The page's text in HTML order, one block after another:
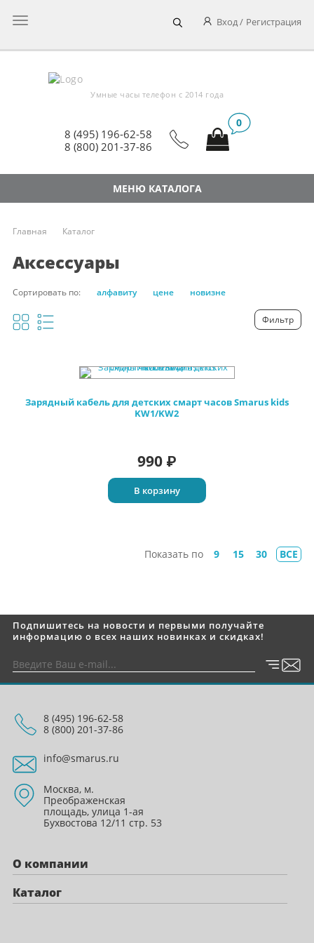
Вход Регистрация
Главное
0
8 (495) 196-62-58
8 (800) 201-37-86
Умные часы телефон c 2014 года
МЕНЮ КАТАЛОГА
Главная Каталог
Аксессуары
Сортировать по: алфавиту цене новизне
Фильтр
Зарядный кабель для детских смарт часов Smarus kids
KW1/KW2
990 ₽
В корзину
Показать по 9 15 30 ВСЕ
Подпишитесь на новости и первыми получайте
информацию о всех наших новинках и скидках!
8 (495) 196-62-58
8 (800) 201-37-86
info@smarus.ru
Москва, м.
Преображенская
площадь, улица 1-ая
Бухвостова 12/11 стр. 53
О компании
Каталог